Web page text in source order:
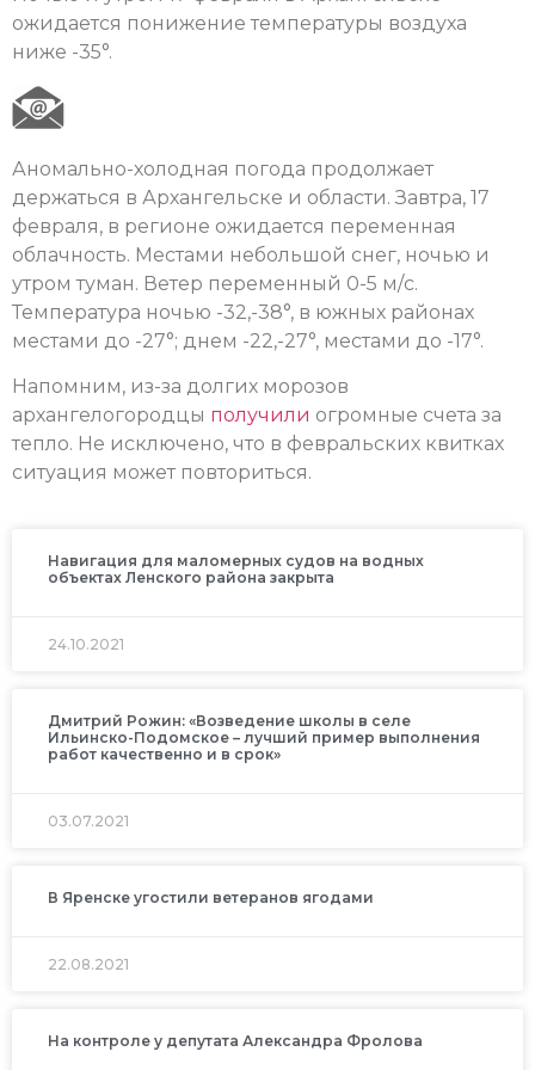
ожидается понижение температуры воздуха
ниже -35°.
Аномально-холодная погода продолжает
держаться в Архангельске и области. Завтра, 17
февраля, в регионе ожидается переменная
облачность. Местами небольшой снег, ночью и
утром туман. Ветер переменный 0-5 м/с.
Температура ночью -32,-38°, в южных районах
местами до -27°; днем -22,-27°, местами до -17°.
Напомним, из-за долгих морозов
архангелогородцы получили огромные счета за
тепло. Не исключено, что в февральских квитках
ситуация может повториться.
Навигация для маломерных судов на водных
объектах Ленского района закрыта
24.10.2021
Дмитрий Рожин: «Возведение школы в селе
Ильинско-Подомское – лучший пример выполнения
работ качественно и в срок»
03.07.2021
В Яренске угостили ветеранов ягодами
22.08.2021
На контроле у депутата Александра Фролова